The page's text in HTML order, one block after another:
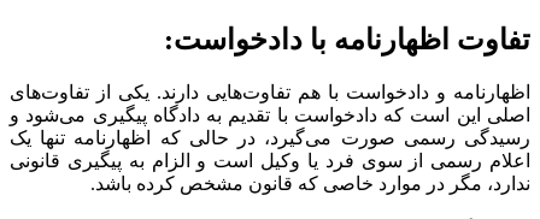
تفاوت اظهارنامه با دادخواست:
اظهارنامه و دادخواست با هم تفاوت‌هایی دارند. یکی از تفاوت‌های
اصلی این است که دادخواست با تقدیم به دادگاه پیگیری می‌شود و
رسیدگی رسمی صورت می‌گیرد، در حالی که اظهارنامه تنها یک
اعلام رسمی از سوی فرد یا وکیل است و الزام به پیگیری قانونی
ندارد، مگر در موارد خاصی که قانون مشخص کرده باشد.